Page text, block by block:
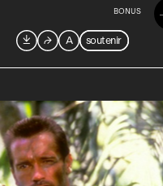
BONUS

⮫ A soutenir